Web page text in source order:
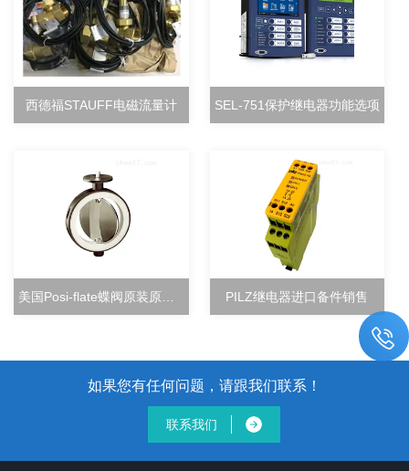
西德福STAUFF电磁流量计 SEL-751保护继电器功能选项
PILZ继电器进口备件销售
如果您有任何问题，请跟我们联系！
联系我们